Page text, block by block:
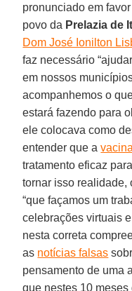
pronunciado em
povo da Prelazia de
Dom José Ionilton
faz necessário
em nossos
acompanhemos o
estará fazendo para
ele colocava como
entender que avacina
tratamento eficaz
tornar isso realidade,
“que façamos um
celebrações virtuais
nesta correta
as notícias falsas
pensamento de uma
que nestes 10 meses